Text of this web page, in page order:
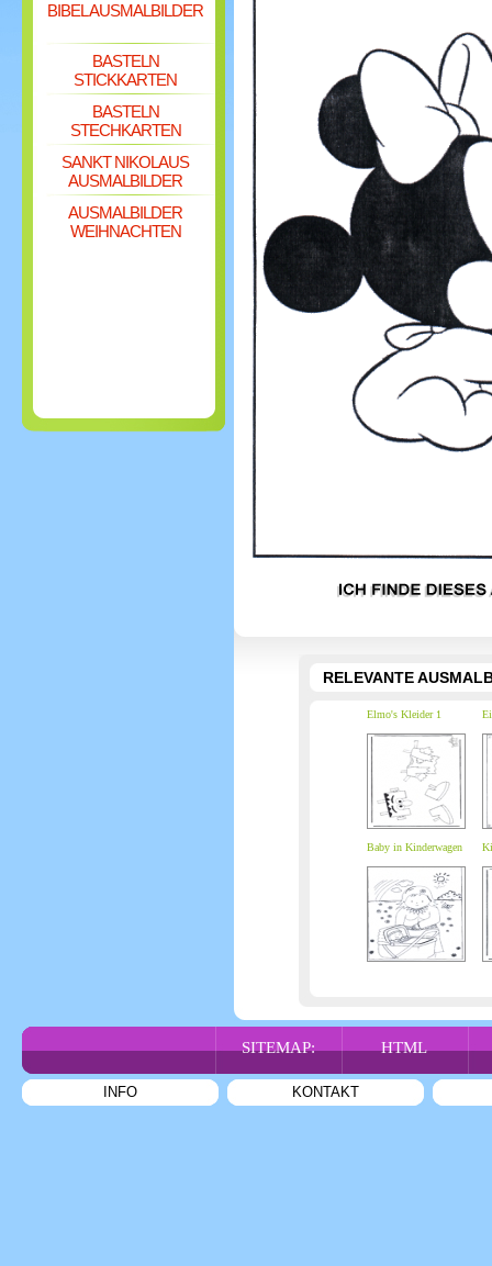
BIBEL AUSMALBILDER
BASTELN
STICKKARTEN
BASTELN
STECHKARTEN
SANKT NIKOLAUS
AUSMALBILDER
AUSMALBILDER
WEIHNACHTEN
RELEVANTE
Elmo's Kleider 1
Baby in Kinderwagen
SITEMAP: HTML
INFO KONTAKT